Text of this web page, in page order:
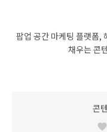
팝업 공간 마케팅 플랫폼,
채우는 콘
콘